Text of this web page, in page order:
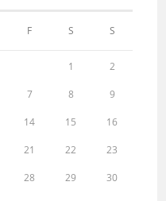
F S S
1 2
7 8 9
14 15 16
21 22 23
28 29 30